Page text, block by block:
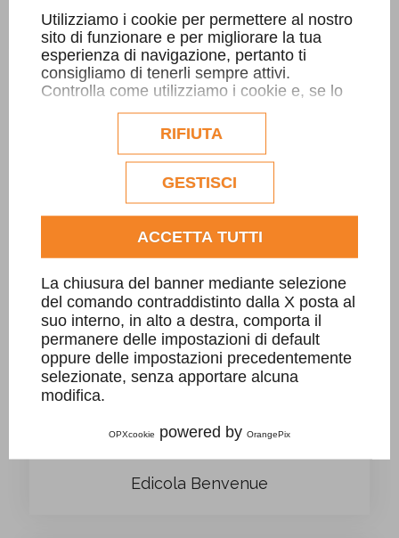
Utilizziamo i cookie per permettere al nostro
sito di funzionare e per migliorare la tua
esperienza di navigazione, pertanto ti
consigliamo di tenerli sempre attivi.
Controlla come utilizziamo i cookie e, se lo
desideri, personalizzane la configurazione.
Eventuali cookie di profilazione o
commerciali verranno utilizzati
esclusivamente previa acquisizione del
consenso dell'utente.
Consulta l'informativa cookie completa.
RIFIUTA
GESTISCI
ACCETTA TUTTI
La chiusura del banner mediante selezione
del comando contraddistinto dalla X posta al
suo interno, in alto a destra, comporta il
permanere delle impostazioni di default
oppure delle impostazioni precedentemente
selezionate, senza apportare alcuna
modifica.
OPXcookie powered by OrangePix
Edicola Bazzano
Edicola Benvenue